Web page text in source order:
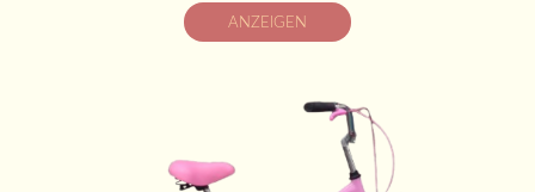
ANZEIGEN